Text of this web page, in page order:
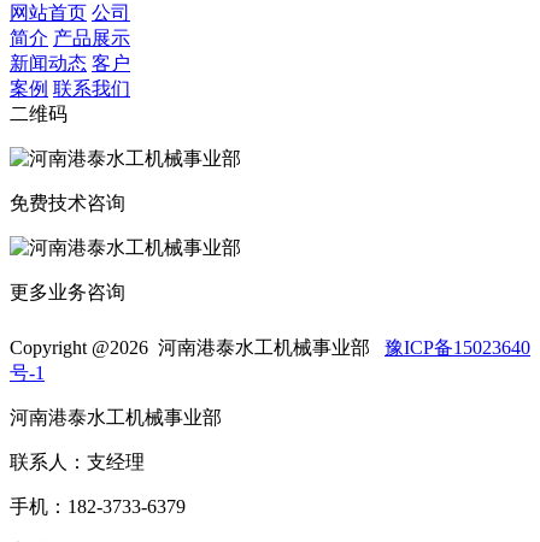
网站首页 公司
简介 产品展示
新闻动态 客户
案例 联系我们
二维码
免费技术咨询
更多业务咨询
Copyright @2026 河南港泰水工机械事业部 豫ICP备15023640
号-1
河南港泰水工机械事业部
联系人：支经理
手机：182-3733-6379